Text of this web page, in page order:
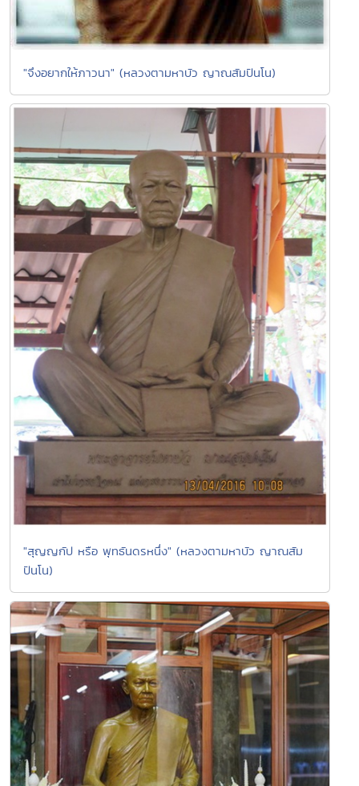
"จึงอยากให้ภาวนา" (หลวงตามหาบัว ญาณสัมปันโน)
"สุญญกัป หรือ พุทธันดรหนึ่ง" (หลวงตามหาบัว ญาณสัม
ปันโน)